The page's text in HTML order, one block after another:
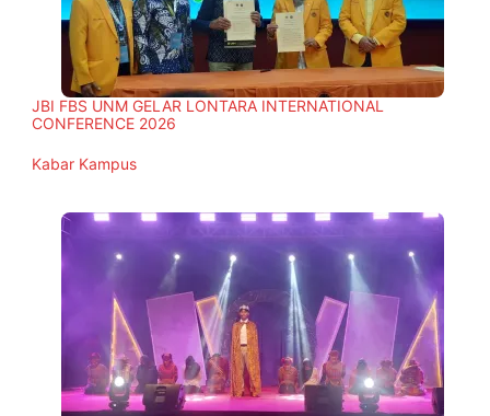
JBI FBS UNM GELAR LONTARA INTERNATIONAL
CONFERENCE 2026
In relation to
Kabar Kampus